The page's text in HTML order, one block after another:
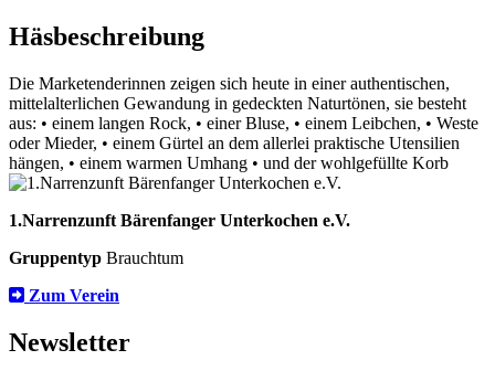
Häsbeschreibung
Die Marketenderinnen zeigen sich heute in einer authentischen,
mittelalterlichen Gewandung in gedeckten Naturtönen, sie besteht
aus: • einem langen Rock, • einer Bluse, • einem Leibchen, • Weste
oder Mieder, • einem Gürtel an dem allerlei praktische Utensilien
hängen, • einem warmen Umhang • und der wohlgefüllte Korb
1.Narrenzunft Bärenfanger Unterkochen e.V.
Gruppentyp Brauchtum
Zum Verein
Newsletter